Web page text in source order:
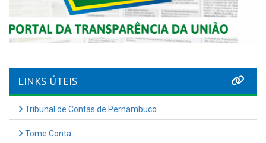
LINKS ÚTEIS
Tribunal de Contas de Pernambuco
Tome Conta